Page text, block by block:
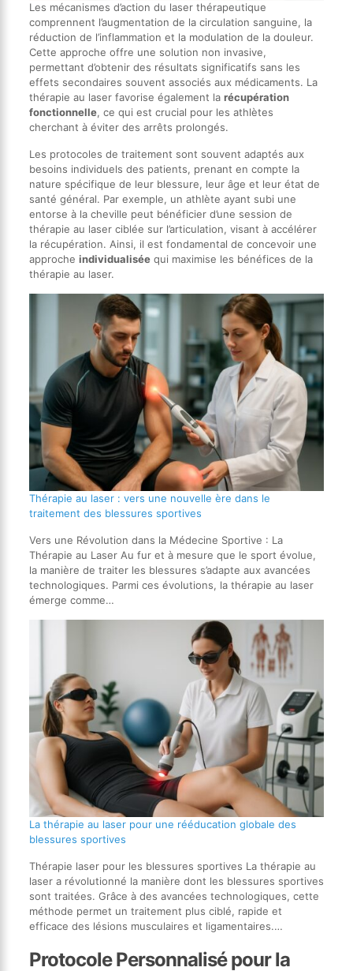
Les mécanismes d’action du laser thérapeutique
comprennent l’augmentation de la circulation sanguine, la
réduction de l’inflammation et la modulation de la douleur.
Cette approche offre une solution non invasive,
permettant d’obtenir des résultats significatifs sans les
effets secondaires souvent associés aux médicaments. La
thérapie au laser favorise également la récupération
fonctionnelle, ce qui est crucial pour les athlètes
cherchant à éviter des arrêts prolongés.
Les protocoles de traitement sont souvent adaptés aux
besoins individuels des patients, prenant en compte la
nature spécifique de leur blessure, leur âge et leur état de
santé général. Par exemple, un athlète ayant subi une
entorse à la cheville peut bénéficier d’une session de
thérapie au laser ciblée sur l’articulation, visant à accélérer
la récupération. Ainsi, il est fondamental de concevoir une
approche individualiséequi maximise les bénéfices de la
thérapie au laser.
Thérapie au laser : vers une nouvelle ère dans le
traitement des blessures sportives
Vers une Révolution dans la Médecine Sportive : La
Thérapie au Laser Au fur et à mesure que le sport évolue,
la manière de traiter les blessures s’adapte aux avancées
technologiques. Parmi ces évolutions, la thérapie au laser
émerge comme…
La thérapie au laser pour une rééducation globale des
blessures sportives
Thérapie laser pour les blessures sportives La thérapie au
laser a révolutionné la manière dont les blessures sportives
sont traitées. Grâce à des avancées technologiques, cette
méthode permet un traitement plus ciblé, rapide et
efficace des lésions musculaires et ligamentaires.…
Protocole Personnalisé pour la